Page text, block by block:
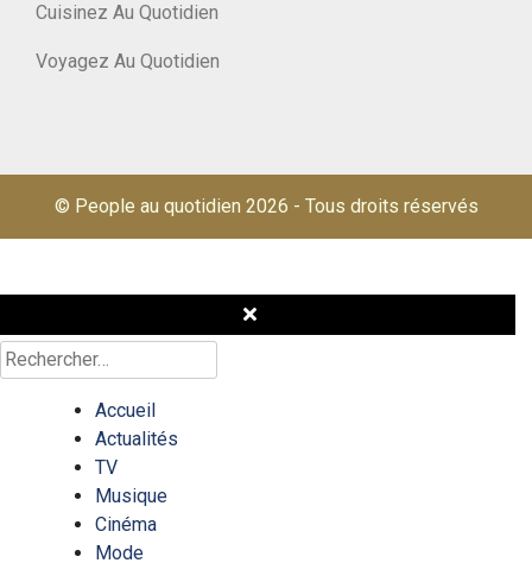
Cuisinez Au Quotidien
Voyagez Au Quotidien
© People au quotidien 2026 - Tous droits réservés
Rechercher :
Accueil
Actualités
TV
Musique
Cinéma
Mode